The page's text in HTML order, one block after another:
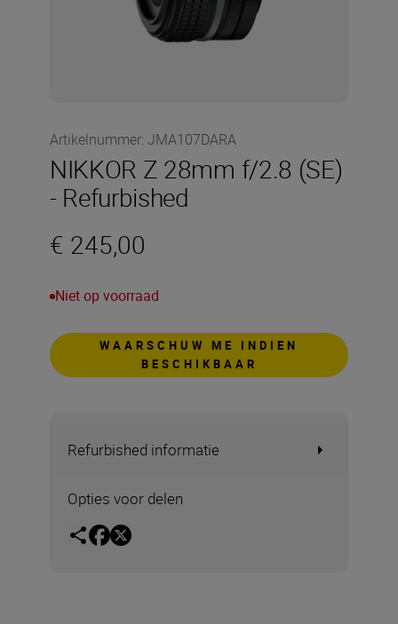
Artikelnummer: JMA107DARA
NIKKOR Z 28mm f/2.8 (SE)
- Refurbished
€ 245,00
Niet op voorraad
WAARSCHUW ME INDIEN
BESCHIKBAAR
Refurbished informatie
Opties voor delen